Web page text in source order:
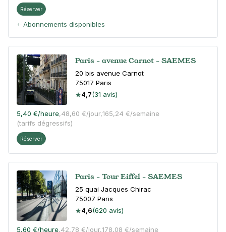
Réserver
+ Abonnements disponibles
Paris - avenue Carnot - SAEMES
20 bis avenue Carnot
75017 Paris
4,7(31 avis)
5,40 €/heure,48,60 €/jour,165,24 €/semaine
(tarifs dégressifs)
Réserver
Paris - Tour Eiffel - SAEMES
25 quai Jacques Chirac
75007 Paris
4,6(620 avis)
5,60 €/heure,42,78 €/jour,178,08 €/semaine